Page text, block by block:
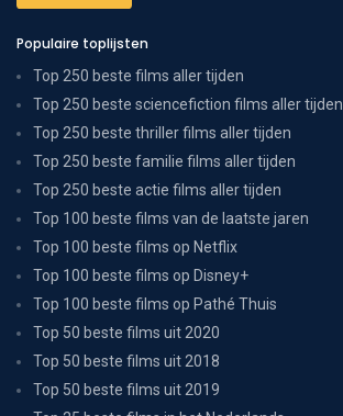
Populaire toplijsten
Top 250 beste films aller tijden
Top 250 beste sciencefiction films aller tijden
Top 250 beste thriller films aller tijden
Top 250 beste familie films aller tijden
Top 250 beste actie films aller tijden
Top 100 beste films van de laatste jaren
Top 100 beste films op Netflix
Top 100 beste films op Disney+
Top 100 beste films op Pathé Thuis
Top 50 beste films uit 2020
Top 50 beste films uit 2018
Top 50 beste films uit 2019